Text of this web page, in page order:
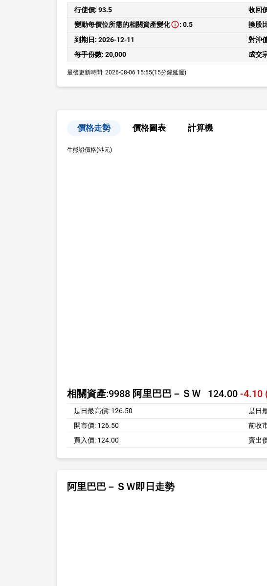
行使價: 93.5 收回
變動每價位所需的相關資產變化
: 0.5 換股
到期日: 2026-12-11 對沖
每手份數: 20,000 成交
最後更新時間: 2026-08-06 15:55(15分鐘延遲)
價格走勢 價格圖表 計算機
牛熊證價格(港元)
相關資產:9988 阿里巴巴－ＳＷ 124.00 -4.10
是日最高價: 126.50 是日
開市價: 126.50 前收
買入價: 124.00 賣出
阿里巴巴－ＳＷ即日走勢